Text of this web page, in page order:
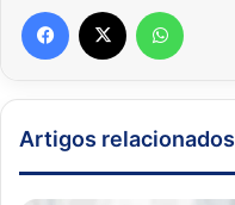
Facebook
Artigos relacionados